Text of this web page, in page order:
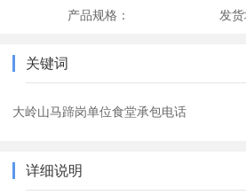
产品规格： 发
关键词
大岭山马蹄岗单位食堂承包电话
详细说明